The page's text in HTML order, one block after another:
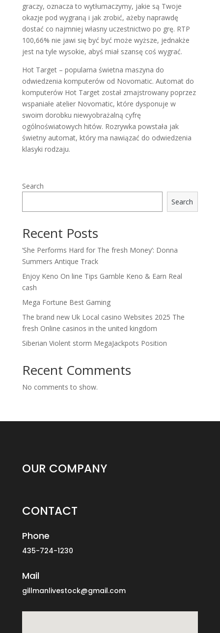
graczy, oznacza to wytłumaczymy, jakie są Twoje
okazje pod wygraną i jak zrobić, ażeby naprawdę
dostać co najmniej własny uczestnictwo po grę. RTP
100,66% nie jawi się być być może wyższe, jednakże
jest na tyle wysokie, abyś miał szansę coś wygrać.
Hot Target – popularna świetna maszyna do
odwiedzenia komputerów od Novomatic. Automat do
komputerów Hot Target został zmajstrowany poprzez
wspaniałe atelier Novomatic, które dysponuje w
swoim dorobku niewyobrażalną cyfrę
ogólnoświatowych hitów. Rozrywka powstała jak
świetny automat, który ma nawiązać do odwiedzenia
klasyki rodzaju.
Search
Search
Recent Posts
‘She Performs Hard for The fresh Money’: Donna
Summers Antique Track
Enjoy Keno On line Tips Gamble Keno & Earn Real
cash
Mega Fortune Best Gaming
The brand new Uk Local casino Websites 2025 The
fresh Online casinos in the united kingdom
Siberian Violent storm MegaJackpots Position
Recent Comments
No comments to show.
OUR COMPANY
CONTACT
Phone
435-724-1230
Mail
gillmanlivestock@gmail.com